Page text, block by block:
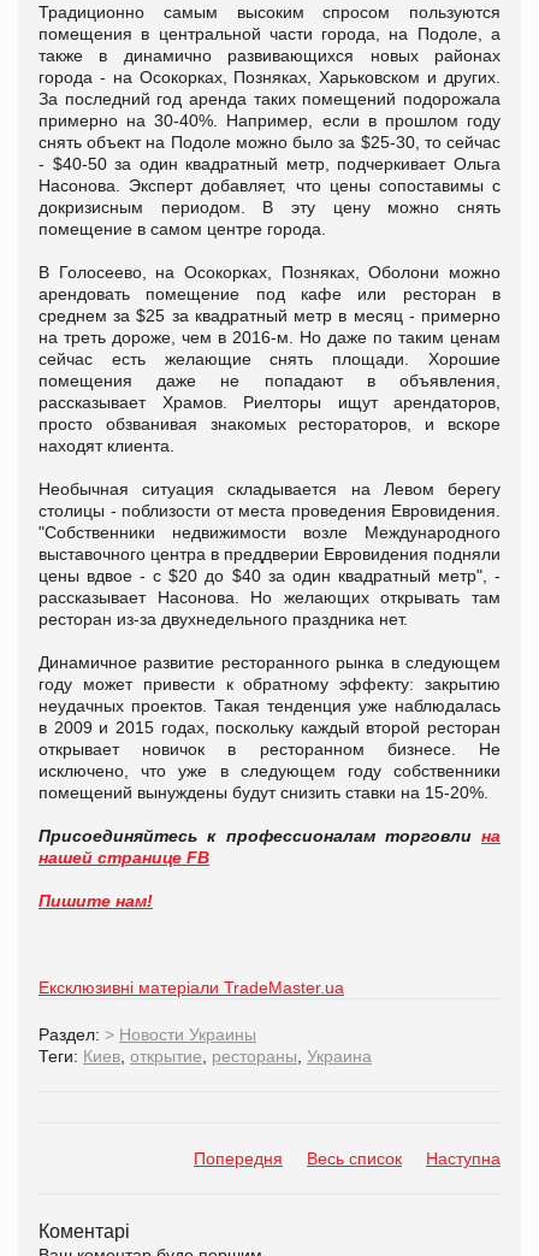
Традиционно самым высоким спросом пользуются
помещения в центральной части города, на Подоле, а
также в динамично развивающихся новых районах
города - на Осокорках, Позняках, Харьковском и других.
За последний год аренда таких помещений подорожала
примерно на 30-40%. Например, если в прошлом году
снять объект на Подоле можно было за $25-30, то сейчас
- $40-50 за один квадратный метр, подчеркивает Ольга
Насонова. Эксперт добавляет, что цены сопоставимы с
докризисным периодом. В эту цену можно снять
помещение в самом центре города.
В Голосеево, на Осокорках, Позняках, Оболони можно
арендовать помещение под кафе или ресторан в
среднем за $25 за квадратный метр в месяц - примерно
на треть дороже, чем в 2016-м. Но даже по таким ценам
сейчас есть желающие снять площади. Хорошие
помещения даже не попадают в объявления,
рассказывает Храмов. Риелторы ищут арендаторов,
просто обзванивая знакомых рестораторов, и вскоре
находят клиента.
Необычная ситуация складывается на Левом берегу
столицы - поблизости от места проведения Евровидения.
"Собственники недвижимости возле Международного
выставочного центра в преддверии Евровидения подняли
цены вдвое - с $20 до $40 за один квадратный метр", -
рассказывает Насонова. Но желающих открывать там
ресторан из-за двухнедельного праздника нет.
Динамичное развитие ресторанного рынка в следующем
году может привести к обратному эффекту: закрытию
неудачных проектов. Такая тенденция уже наблюдалась
в 2009 и 2015 годах, поскольку каждый второй ресторан
открывает новичок в ресторанном бизнесе. Не
исключено, что уже в следующем году собственники
помещений вынуждены будут снизить ставки на 15-20%.
Присоединяйтесь к профессионалам торговли на
нашей странице FB
Пишите нам!
Ексклюзивні матеріали TradeMaster.ua
Раздел: > Новости Украины
Теги: Киев открытие рестораны Украина
Попередня Весь список Наступна
Коментарі